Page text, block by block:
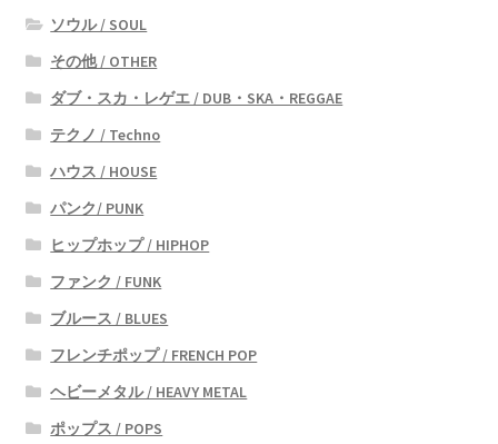
ソウル / SOUL
その他 / OTHER
ダブ・スカ・レゲエ / DUB・SKA・REGGAE
テクノ / Techno
ハウス / HOUSE
パンク/ PUNK
ヒップホップ / HIPHOP
ファンク / FUNK
ブルース / BLUES
フレンチポップ / FRENCH POP
ヘビーメタル / HEAVY METAL
ポップス / POPS